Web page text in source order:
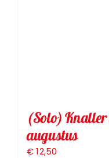
(Solo) Knaller
augustus
€12,50